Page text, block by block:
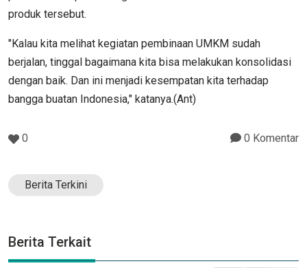
produk tersebut.
"Kalau kita melihat kegiatan pembinaan UMKM sudah
berjalan, tinggal bagaimana kita bisa melakukan konsolidasi
dengan baik. Dan ini menjadi kesempatan kita terhadap
bangga buatan Indonesia," katanya.(Ant)
0 0 Komentar
Berita Terkini
Berita Terkait